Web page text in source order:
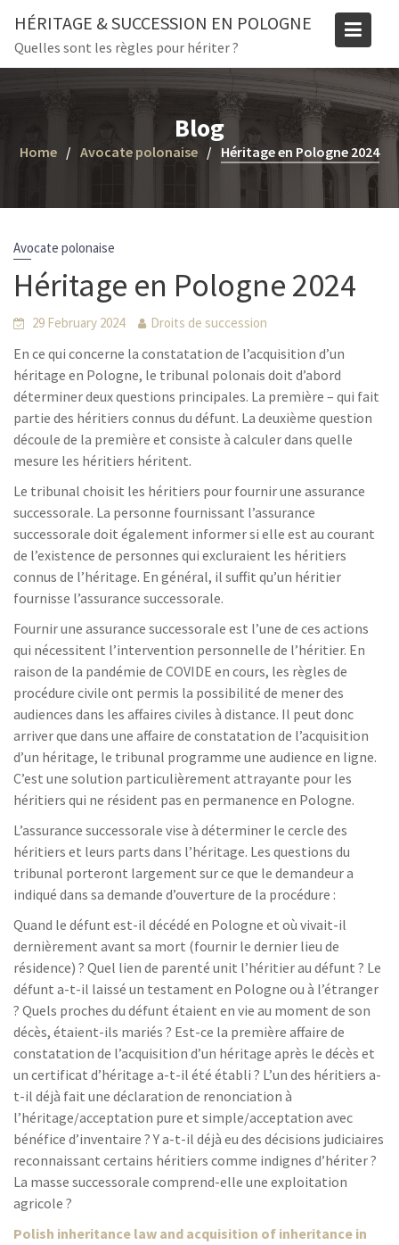
content
HÉRITAGE & SUCCESSION EN POLOGNE
Quelles sont les règles pour hériter ?
Blog
Home Avocate polonaise Héritage en Pologne 2024
Avocate polonaise
Héritage en Pologne 2024
29 February 2024 Droits de succession
En ce qui concerne la constatation de l’acquisition d’un
héritage en Pologne, le tribunal polonais doit d’abord
déterminer deux questions principales. La première – qui fait
partie des héritiers connus du défunt. La deuxième question
découle de la première et consiste à calculer dans quelle
mesure les héritiers héritent.
Le tribunal choisit les héritiers pour fournir une assurance
successorale. La personne fournissant l’assurance
successorale doit également informer si elle est au courant
de l’existence de personnes qui excluraient les héritiers
connus de l’héritage. En général, il suffit qu’un héritier
fournisse l’assurance successorale.
Fournir une assurance successorale est l’une de ces actions
qui nécessitent l’intervention personnelle de l’héritier. En
raison de la pandémie de COVIDE en cours, les règles de
procédure civile ont permis la possibilité de mener des
audiences dans les affaires civiles à distance. Il peut donc
arriver que dans une affaire de constatation de l’acquisition
d’un héritage, le tribunal programme une audience en ligne.
C’est une solution particulièrement attrayante pour les
héritiers qui ne résident pas en permanence en Pologne.
L’assurance successorale vise à déterminer le cercle des
héritiers et leurs parts dans l’héritage. Les questions du
tribunal porteront largement sur ce que le demandeur a
indiqué dans sa demande d’ouverture de la procédure :
Quand le défunt est-il décédé en Pologne et où vivait-il
dernièrement avant sa mort (fournir le dernier lieu de
résidence) ? Quel lien de parenté unit l’héritier au défunt ? Le
défunt a-t-il laissé un testament en Pologne ou à l’étranger
? Quels proches du défunt étaient en vie au moment de son
décès, étaient-ils mariés ? Est-ce la première affaire de
constatation de l’acquisition d’un héritage après le décès et
un certificat d’héritage a-t-il été établi ? L’un des héritiers a-
t-il déjà fait une déclaration de renonciation à
l’héritage/acceptation pure et simple/acceptation avec
bénéfice d’inventaire ? Y a-t-il déjà eu des décisions judiciaires
reconnaissant certains héritiers comme indignes d’hériter ?
La masse successorale comprend-elle une exploitation
agricole ?
Polish inheritance law and acquisition of inheritance in